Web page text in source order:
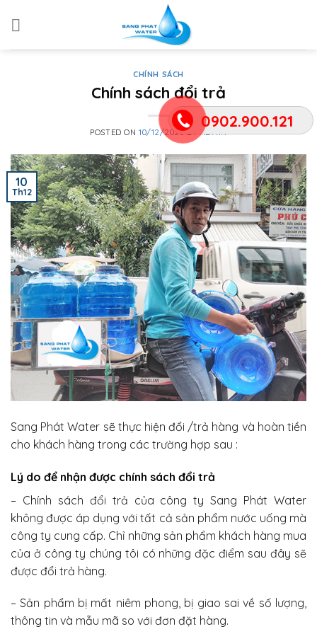
0902.900.121
CHÍNH SÁCH
Chính sách đổi trả
POSTED ON 10/12/2020BY ADMIN
10
Th12
Sang Phát Water sẽ thực hiện đổi /trả hàng và hoàn tiền
cho khách hàng trong các trường hợp sau :
Lý do để nhận được chính sách đổi trả
– Chính sách đổi trả của công ty Sang Phát Water
không được áp dụng với tất cả sản phẩm nước uống mà
công ty cung cấp. Chỉ những sản phẩm khách hàng mua
của ở công ty chúng tôi có những đặc điểm sau đây sẽ
được đổi trả hàng.
– Sản phẩm bị mất niêm phong, bị giao sai về số lượng,
thông tin và mẫu mã so với đơn đặt hàng.